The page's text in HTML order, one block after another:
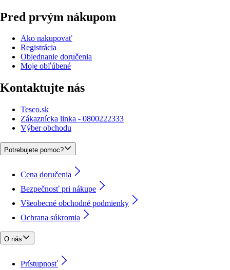
Pred prvým nákupom
Ako nakupovať
Registrácia
Objednanie doručenia
Moje obľúbené
Kontaktujte nás
Tesco.sk
Zákaznícka linka - 0800222333
Výber obchodu
Potrebujete pomoc?
Cena doručenia
Bezpečnosť pri nákupe
Všeobecné obchodné podmienky
Ochrana súkromia
O nás
Prístupnosť